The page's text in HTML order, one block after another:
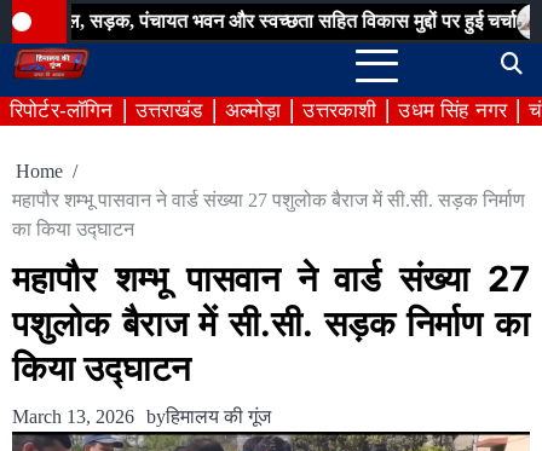
Skip
to
content
पंचायत भवन और स्वच्छता सहित विकास मुद्दों पर हुई चर्चा बिना
रिपोर्टर-लॉगिन उत्तराखंड अल्मोड़ा उत्तरकाशी उधम सिंह नगर
Home
महापौर शम्भू पासवान ने वार्ड संख्या 27 पशुलोक बैराज में सी.सी. सड़क निर्माण
का किया उद्घाटन
महापौर शम्भू पासवान ने वार्ड संख्या 27
पशुलोक बैराज में सी.सी. सड़क निर्माण का
किया उद्घाटन
March 13, 2026 byहिमालय की गूंज